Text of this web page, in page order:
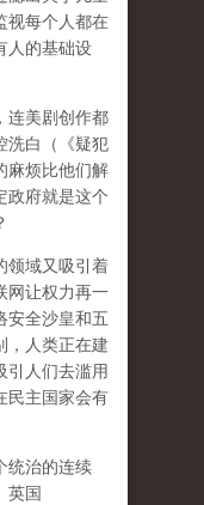
视每个人都在
人的基础设
连美剧创作都
洗白（《疑犯
麻烦比他们解
政府就是这个
领域又吸引着
网让权力再一
安全沙皇和五
，人类正在建
引人们去滥用
民主国家会有
统治的连续
英国